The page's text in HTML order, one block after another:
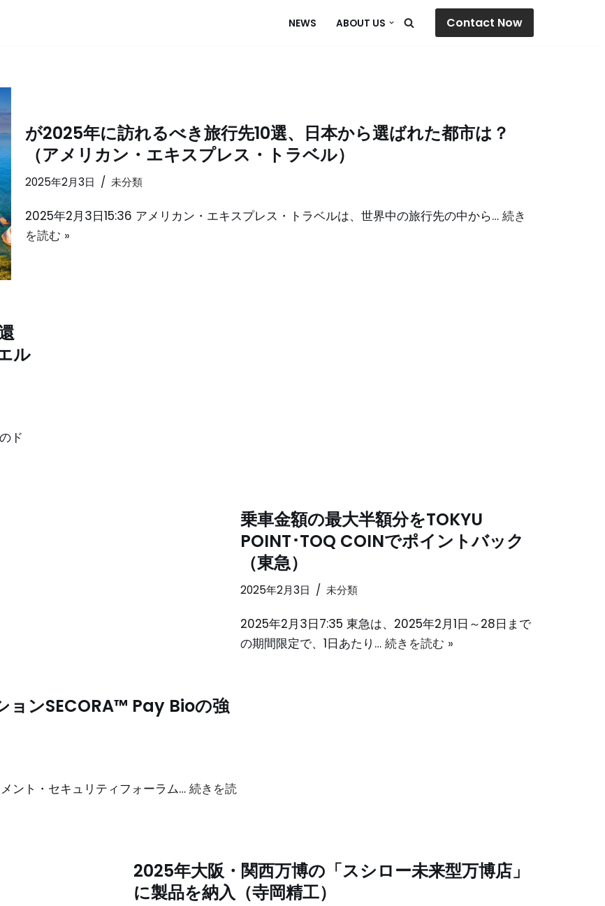
NEWS ABOUT US Contact Now
が2025年に訪れるべき旅行先10選、日本から選ばれた都市は？
（アメリカン・エキスプレス・トラベル）
2025年2月3日 未分類
2025年2月3日15:36 アメリカン・エキスプレス・トラベルは、世界中の旅行先の中から… 続き
を読む »
ル
ド
乗車金額の最大半額分をTOKYU
POINT･TOQ COINでポイントバック
（東急）
2025年2月3日 未分類
2025年2月3日7:35 東急は、2025年2月1日～28日まで
の期間限定で、1日あたり… 続きを読む »
ョンSECORA™ Pay Bioの強
ント・セキュリティフォーラム… 続きを読
2025年大阪・関西万博の「スシロー未来型万博店」
に製品を納入（寺岡精工）